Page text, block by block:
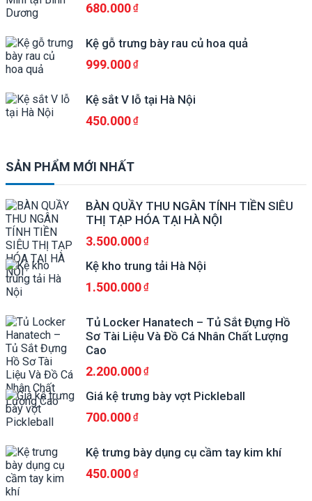
680.000
Kệ gỗ trưng bày rau củ hoa quả
999.000
Kệ sắt V lỗ tại Hà Nội
450.000
SẢN PHẨM MỚI NHẤT
BÀN QUẦY THU NGÂN TÍNH TIỀN SIÊU
THỊ TẠP HÓA TẠI HÀ NỘI
3.500.000
Kệ kho trung tải Hà Nội
1.500.000
Tủ Locker Hanatech – Tủ Sắt Đựng Hồ
Sơ Tài Liệu Và Đồ Cá Nhân Chất Lượng
Cao
2.200.000
Giá kệ trưng bày vợt Pickleball
700.000
Kệ trưng bày dụng cụ cầm tay kim khí
450.000